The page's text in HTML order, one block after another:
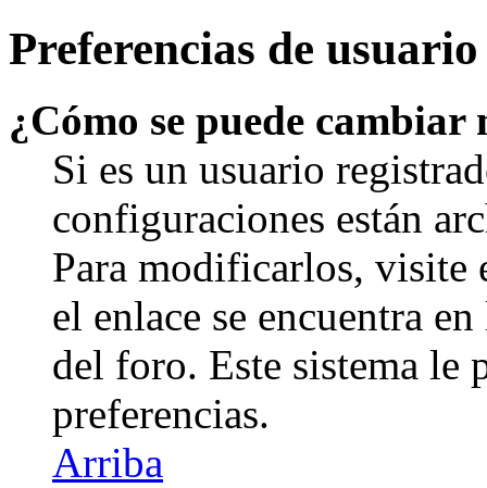
Preferencias de
¿Cómo se puede
Si es un usuario
configuraciones están
Para modificarlos, visite
el enlace se encuentra
del foro. Este sistema le
preferencias.
Arriba